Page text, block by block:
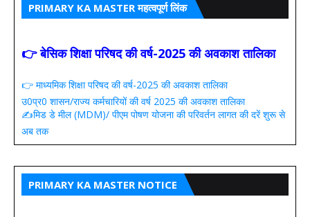
PRIMARY KA MASTER महत्वपूर्ण लिंक
👉 बेसिक शिक्षा परिषद की वर्ष-2025 की अवकाश तालिका
👉 माध्यमिक शिक्षा परिषद की वर्ष-2025 की अवकाश तालिका
उ0प्र0 शासन/राज्य कर्मचारियों की वर्ष 2025 की अवकाश तालिका
✍️मिड डे मील (MDM)/ पीएम पोषण योजना की परिवर्तन लागत की दरें शुरू से
अब तक
PRIMARY KA MASTER NOTICE